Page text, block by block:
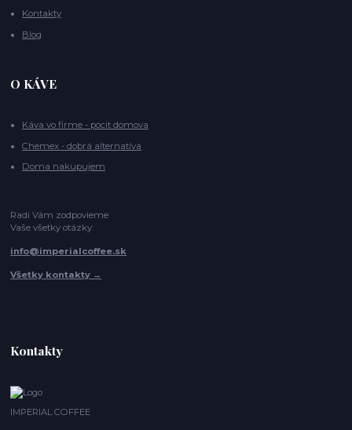
Kontakty
Blog
O KÁVE
Káva vo firme - pocit domova
Chemex - dobrá alternatíva
Doma nakupujem
Radi Vám zodpovieme
Vaše všetky otázky:
info@imperialcoffee.sk
Všetky kontakty →
Kontakty
IMPERIAL COFFEE